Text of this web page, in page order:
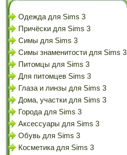
Одежда для Sims 3
Причёски для Sims 3
Симы для Sims 3
Симы знаменитости для Sims 3
Питомцы для Sims 3
Для питомцев Sims 3
Глаза и линзы для Sims 3
Дома, участки для Sims 3
Города для Sims 3
Аксессуары для Sims 3
Обувь для Sims 3
Косметика для Sims 3